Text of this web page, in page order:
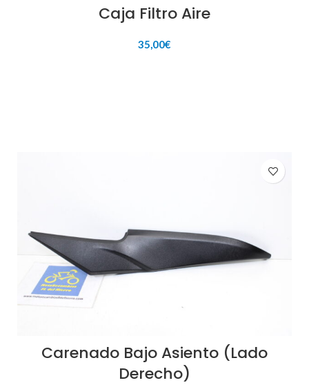
Caja Filtro Aire
35,00€
Carenado Bajo Asiento (Lado
Derecho)